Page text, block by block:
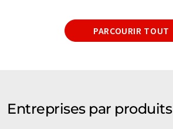
PARCOURIR TOUT
Entreprises par produits